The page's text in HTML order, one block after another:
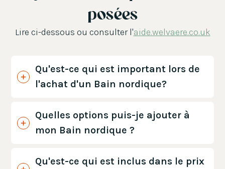
posées
Lire ci-dessous ou consulter l'aide.welvaere.co.uk
Qu'est-ce qui est important lors de
l'achat d'un Bain nordique?
Quelles options puis-je ajouter à
mon Bain nordique ?
Qu'est-ce qui est inclus dans le prix